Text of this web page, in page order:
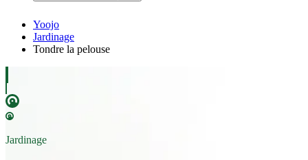
Yoojo
Jardinage
Tondre la pelouse
Jardinage